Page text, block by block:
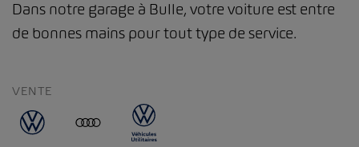
Dans notre garage à Bulle, votre voiture est entre
de bonnes mains pour tout type de service.
VENTE